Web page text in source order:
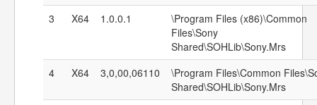
3
X64 1.0.0.1
\Program Files (x86)\Common
Files\Sony
Shared\SOHLib\Sony.Mrs
4
X64 3,0,00,06110
\Program Files\Common
Shared\SOHLib\Sony.Mrs